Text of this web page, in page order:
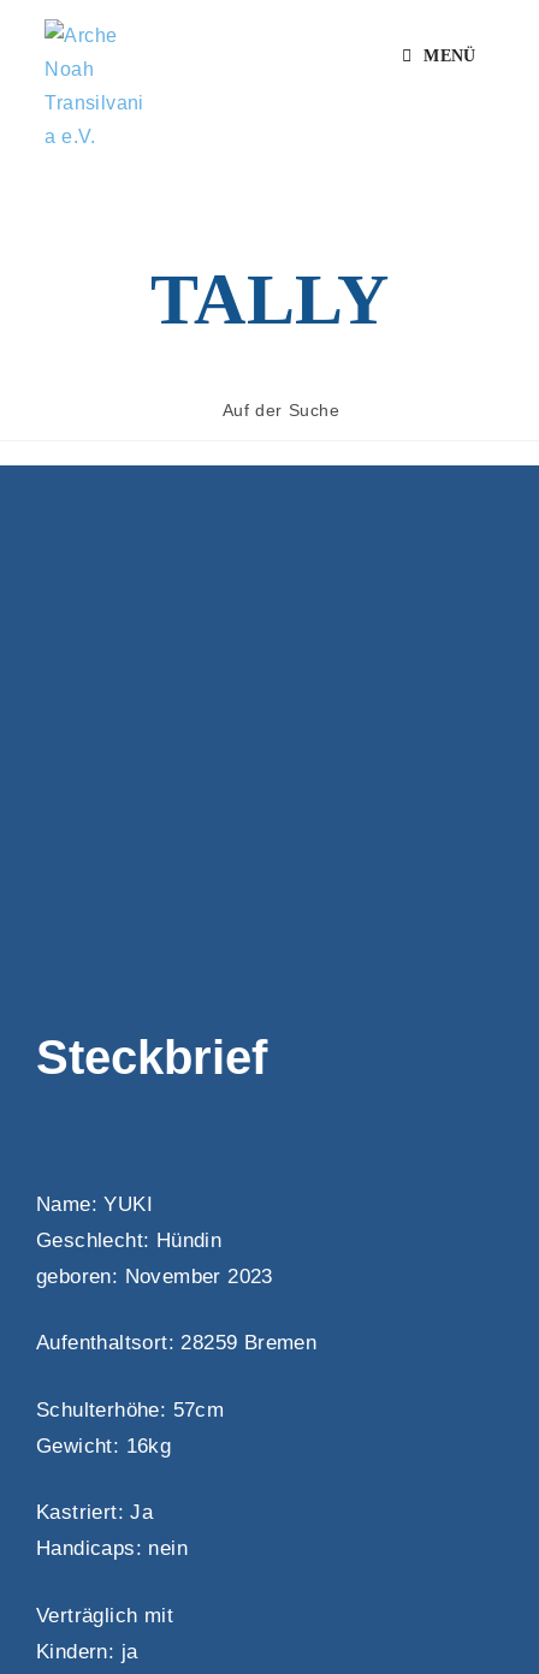
MENÜ
TALLY
Auf der Suche
Steckbrief
Name: YUKI
Geschlecht: Hündin
geboren: November 2023
Aufenthaltsort: 28259 Bremen
Schulterhöhe: 57cm
Gewicht: 16kg
Kastriert: Ja
Handicaps: nein
Verträglich mit
Kindern: ja